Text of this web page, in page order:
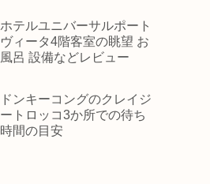
ホテルユニバーサルポート
ヴィータ4階客室の眺望 お
風呂 設備などレビュー
ドンキーコングのクレイジ
ートロッコ3か所での待ち
時間の目安